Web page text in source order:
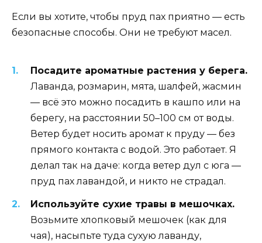
Если вы хотите, чтобы пруд пах приятно — есть
безопасные способы. Они не требуют масел.
Посадите ароматные растения у берега.
Лаванда, розмарин, мята, шалфей, жасмин
— всё это можно посадить в кашпо или на
берегу, на расстоянии 50–100 см от воды.
Ветер будет носить аромат к пруду — без
прямого контакта с водой. Это работает. Я
делал так на даче: когда ветер дул с юга —
пруд пах лавандой, и никто не страдал.
Используйте сухие травы в мешочках.
Возьмите хлопковый мешочек (как для
чая), насыпьте туда сухую лаванду,